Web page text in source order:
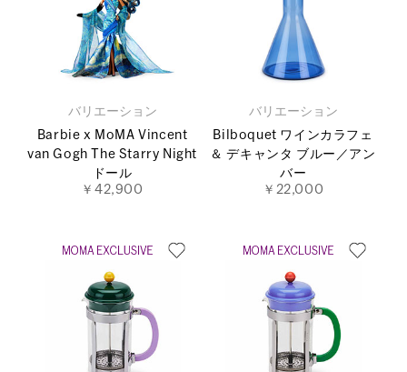
バリエーション
Barbie x MoMA Vincent
van Gogh The Starry Night
ドール
￥42,900
バリエーション
Bilboquet ワインカラフェ
＆ デキャンタ ブルー／アン
バー
￥22,000